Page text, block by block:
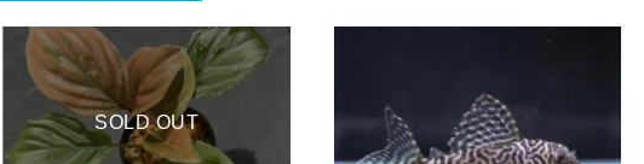
SOLD OUT